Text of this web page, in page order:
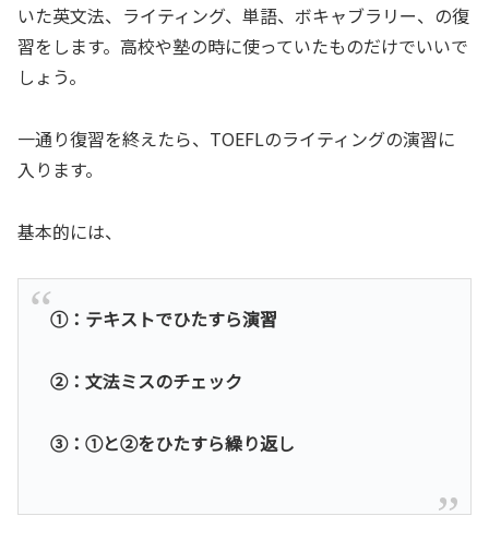
いた英文法、ライティング、単語、ボキャブラリー、の復
習をします。高校や塾の時に使っていたものだけでいいで
しょう。
一通り復習を終えたら、TOEFLのライティングの演習に
入ります。
基本的には、
①：テキストでひたすら演習
②：文法ミスのチェック
③：①と②をひたすら繰り返し